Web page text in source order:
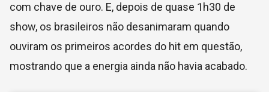
com chave de ouro. E, depois de quase 1h30 de
show, os brasileiros não desanimaram quando
ouviram os primeiros acordes do hit em questão,
mostrando que a energia ainda não havia acabado.